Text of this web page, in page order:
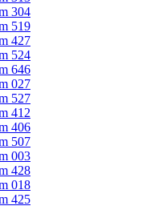
304
519
427
524
646
027
527
412
406
507
003
428
018
425